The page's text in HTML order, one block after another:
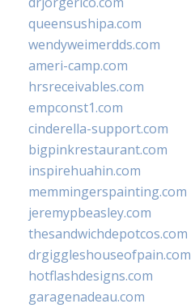
queensushipa.com
wendyweimerdds.com
ameri-camp.com
hrsreceivables.com
empconst1.com
cinderella-support.com
bigpinkrestaurant.com
inspirehuahin.com
memmingerspainting.com
jeremypbeasley.com
thesandwichdepotcos.com
drgiggleshouseofpain.com
hotflashdesigns.com
garagenadeau.com